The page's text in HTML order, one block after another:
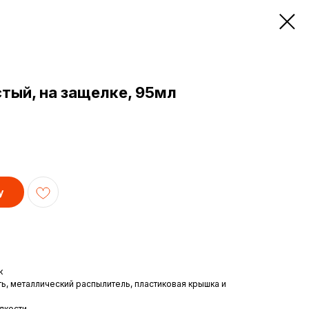
на защелке, 95мл
металлический распылитель, пластиковая крышка и